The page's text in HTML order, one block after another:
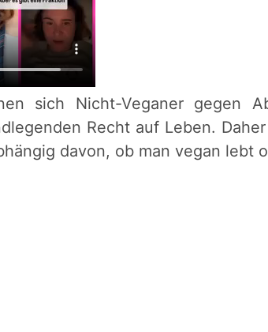
sich Nicht-Veganer gegen
Recht auf Leben.
davon, ob man vegan lebt